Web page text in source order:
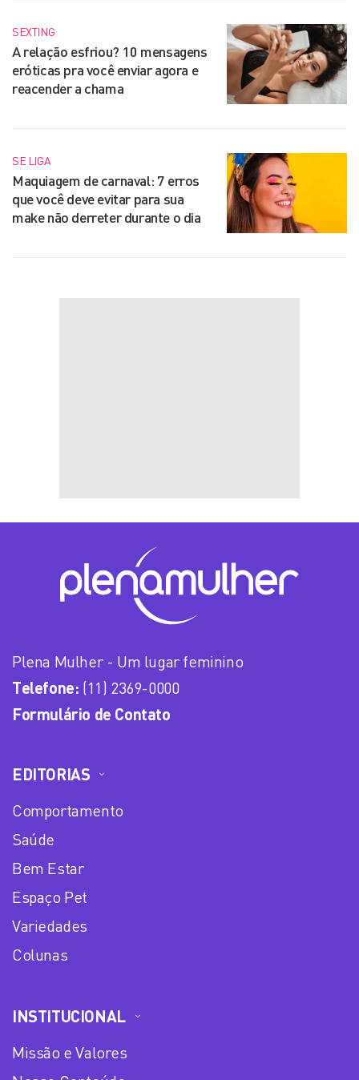
SEXTING
A relação esfriou? 10 mensagens
eróticas pra você enviar agora e
reacender a chama
SE LIGA
Maquiagem de carnaval: 7 erros
que você deve evitar para sua
make não derreter durante o dia
Plena Mulher - Um lugar feminino
Telefone: (11) 2369-0000
Formulário de Contato
EDITORIAS
Comportamento
Saúde
Bem Estar
Espaço Pet
Variedades
Colunas
INSTITUCIONAL
Missão e Valores